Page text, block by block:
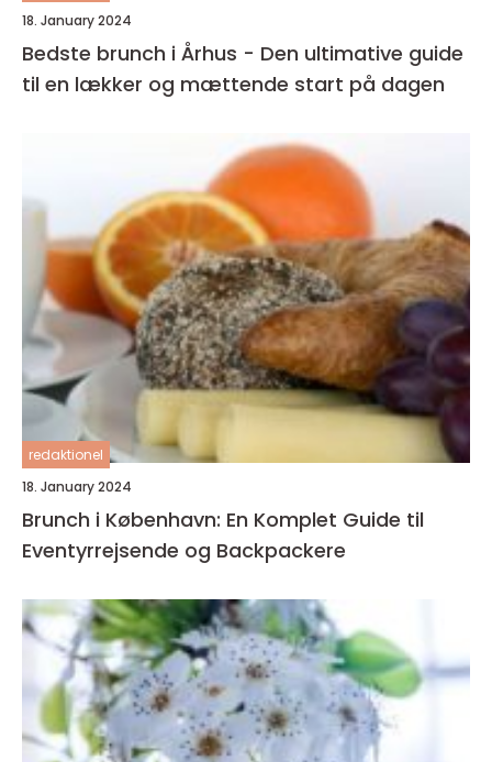
18. January 2024
Bedste brunch i Århus - Den ultimative guide
til en lækker og mættende start på dagen
redaktionel
18. January 2024
Brunch i København: En Komplet Guide til
Eventyrrejsende og Backpackere